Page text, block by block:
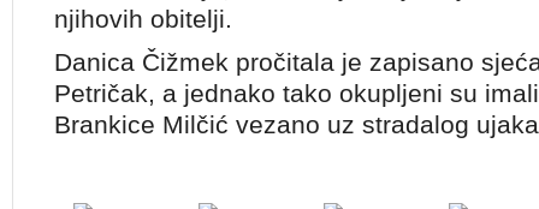
njihovih obitelji.
Danica Čižmek pročitala je zapisano
Petričak, a jednako tako okupljeni su
Brankice Milčić vezano uz stradalog